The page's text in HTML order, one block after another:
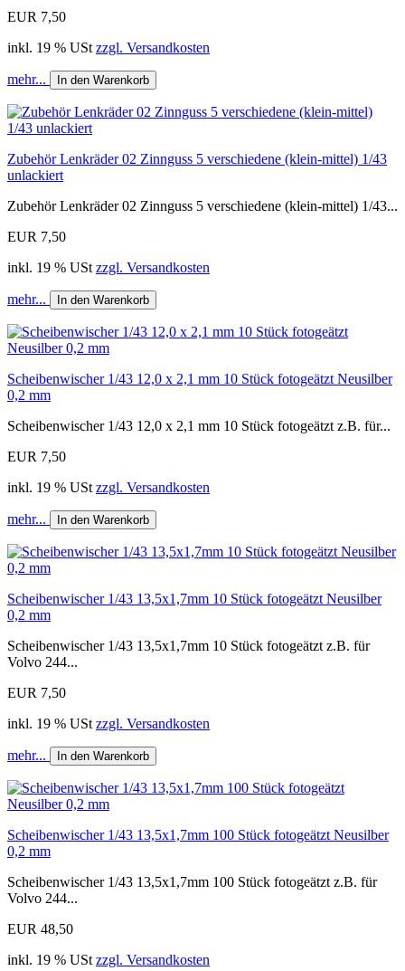
EUR 7,50
inkl. 19 % USt zzgl. Versandkosten
mehr... In den Warenkorb
Zubehör Lenkräder 02 Zinnguss 5 verschiedene (klein-mittel) 1/43
unlackiert
Zubehör Lenkräder 02 Zinnguss 5 verschiedene (klein-mittel) 1/43...
EUR 7,50
inkl. 19 % USt zzgl. Versandkosten
mehr... In den Warenkorb
Scheibenwischer 1/43 12,0 x 2,1 mm 10 Stück fotogeätzt Neusilber
0,2 mm
Scheibenwischer 1/43 12,0 x 2,1 mm 10 Stück fotogeätzt z.B. für...
EUR 7,50
inkl. 19 % USt zzgl. Versandkosten
mehr... In den Warenkorb
Scheibenwischer 1/43 13,5x1,7mm 10 Stück fotogeätzt Neusilber
0,2 mm
Scheibenwischer 1/43 13,5x1,7mm 10 Stück fotogeätzt z.B. für
Volvo 244...
EUR 7,50
inkl. 19 % USt zzgl. Versandkosten
mehr... In den Warenkorb
Scheibenwischer 1/43 13,5x1,7mm 100 Stück fotogeätzt Neusilber
0,2 mm
Scheibenwischer 1/43 13,5x1,7mm 100 Stück fotogeätzt z.B. für
Volvo 244...
EUR 48,50
inkl. 19 % USt zzgl. Versandkosten